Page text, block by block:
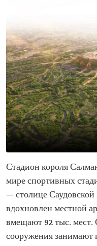
Стадион короля
мире спортивных
— столице
вдохновлен местной
вмещают 92 тыс. мест.
сооружения занимают